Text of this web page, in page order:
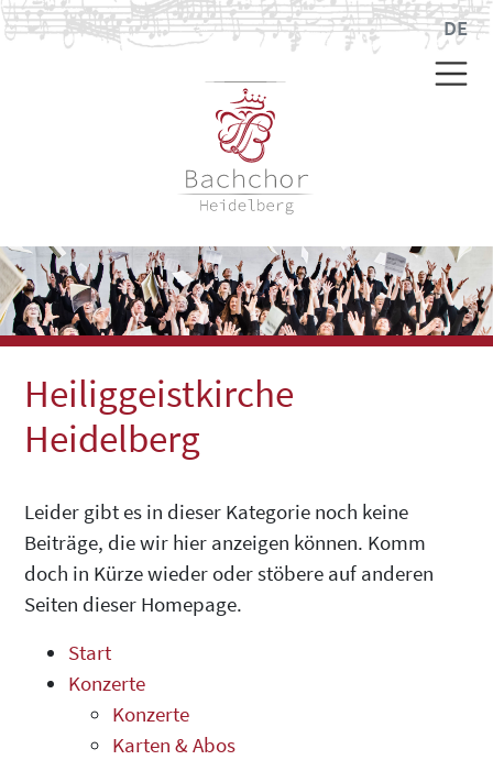
DE
Heiliggeistkirche
Heidelberg
Leider gibt es in dieser Kategorie noch keine
Beiträge, die wir hier anzeigen können. Komm
doch in Kürze wieder oder stöbere auf anderen
Seiten dieser Homepage.
Start
Konzerte
Konzerte
Karten & Abos